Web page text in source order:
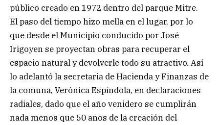
público creado en 1972 dentro del parque Mitre.
El paso del tiempo hizo mella en el lugar, por lo
que desde el Municipio conducido por José
Irigoyen se proyectan obras para recuperar el
espacio natural y devolverle todo su atractivo. Así
lo adelantó la secretaria de Hacienda y Finanzas de
la comuna, Verónica Espíndola, en declaraciones
radiales, dado que el año venidero se cumplirán
nada menos que 50 años de la creación del